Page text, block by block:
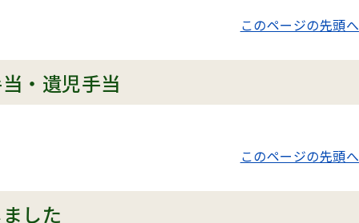
このページの先頭へ
・遺児手当
このページの先頭へ
した